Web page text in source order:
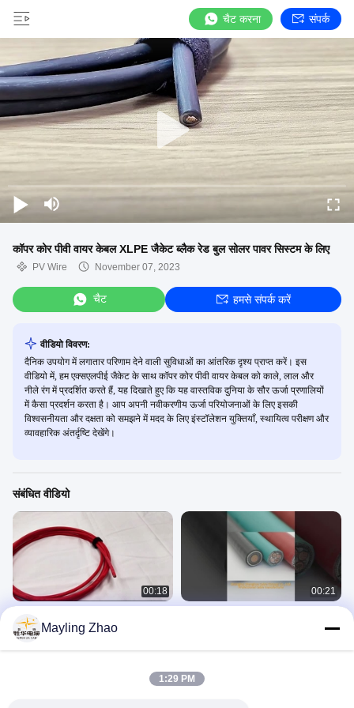
चैट करना संपर्क
कॉपर कोर पीवी वायर केबल XLPE जैकेट ब्लैक रेड बुल सोलर पावर सिस्टम के लिए
PV Wire November 07, 2023
चैट हमसे संपर्क करें
वीडियो विवरण:
दैनिक उपयोग में लगातार परिणाम देने वाली सुविधाओं का आंतरिक दृश्य प्राप्त करें। इस
वीडियो में, हम एक्सएलपीई जैकेट के साथ कॉपर कोर पीवी वायर केबल को काले, लाल और
नीले रंग में प्रदर्शित करते हैं, यह दिखाते हुए कि यह वास्तविक दुनिया के सौर ऊर्जा प्रणालियों
में कैसा प्रदर्शन करता है। आप अपनी नवीकरणीय ऊर्जा परियोजनाओं के लिए इसकी
विश्वसनीयता और दक्षता को समझने में मदद के लिए इंस्टॉलेशन युक्तियाँ, स्थायित्व परीक्षण और
व्यावहारिक अंतर्दृष्टि देखेंगे।
संबंधित वीडियो
00:18
रेड बुल सोलर पावर सिस्टम के लिए
00:21
Mayling Zhao
1:29 PM